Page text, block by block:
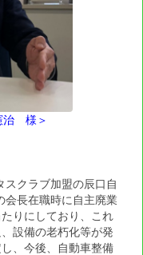
票
ために
ニュー提案書Ⅱ
治 様＞
クラブ加盟の辰口自
会長在職時に自主廃業
りにしており、これ
設備の老朽化等が発
、今後、自動車整備